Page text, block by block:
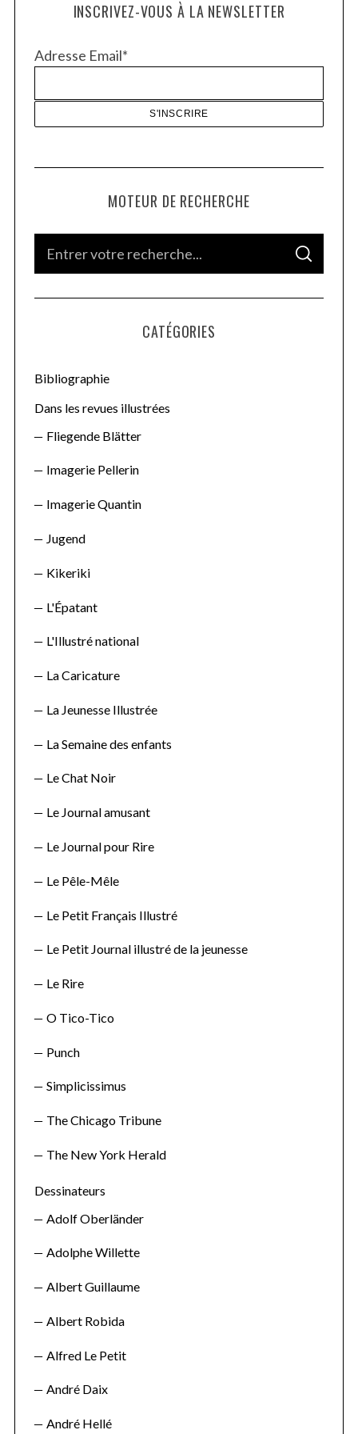
INSCRIVEZ-VOUS À LA NEWSLETTER
Adresse Email*
MOTEUR DE RECHERCHE
f
o
S
A
C
CATÉGORIES
Bibliographie
Dans les revues illustrées
Fliegende Blätter
Imagerie Pellerin
Imagerie Quantin
Jugend
Kikeriki
L'Épatant
L'Illustré national
La Caricature
La Jeunesse Illustrée
La Semaine des enfants
Le Chat Noir
Le Journal amusant
Le Journal pour Rire
Le Pêle-Mêle
Le Petit Français Illustré
Le Petit Journal illustré de la jeunesse
Le Rire
O Tico-Tico
Punch
Simplicissimus
The Chicago Tribune
The New York Herald
Dessinateurs
Adolf Oberländer
Adolphe Willette
Albert Guillaume
Albert Robida
Alfred Le Petit
André Daix
André Hellé
e
r
h
o